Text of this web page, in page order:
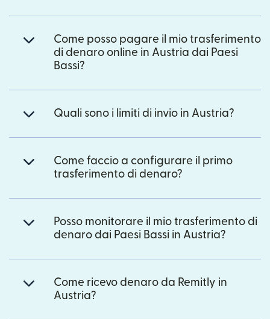
Come posso pagare il mio trasferimento
di denaro online in Austria dai Paesi
Bassi?
Quali sono i limiti di invio in Austria?
Come faccio a configurare il primo
trasferimento di denaro?
Posso monitorare il mio trasferimento di
denaro dai Paesi Bassi in Austria?
Come ricevo denaro da Remitly in
Austria?